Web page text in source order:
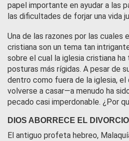
papel importante en ayudar a las
las dificultades de forjar una vida
Una de las razones por las cuales
cristiana son un tema tan
sobre el cual la iglesia cristiana ha
posturas más rígidas. A pesar de
dentro como fuera de la iglesia,
volverse a casar—a menudo ha
pecado casi imperdonable. ¿Por
DIOS ABORRECE EL DIVORCIO
El antiguo profeta hebreo,